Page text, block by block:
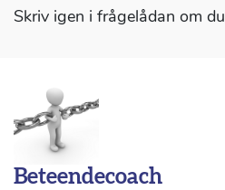
Skriv igen i frågelådan om
Beteendecoach